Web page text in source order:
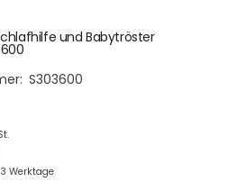
und Babytröster
S303600
Werktage